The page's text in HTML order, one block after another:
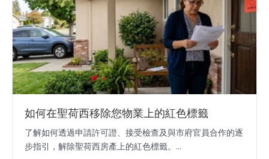
如何在聖荷西移除您物業上的紅色標籤
了解如何透過申請許可證、接受檢查及與市府官員合作的逐
步指引，解除聖荷西房產上的紅色標籤。...